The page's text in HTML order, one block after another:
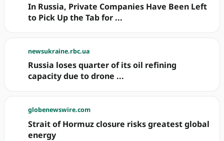
In Russia, Private Companies Have Been Left
to Pick Up the Tab for ...
newsukraine.rbc.ua
Russia loses quarter of its oil refining
capacity due to drone ...
globenewswire.com
Strait of Hormuz closure risks greatest global
energy